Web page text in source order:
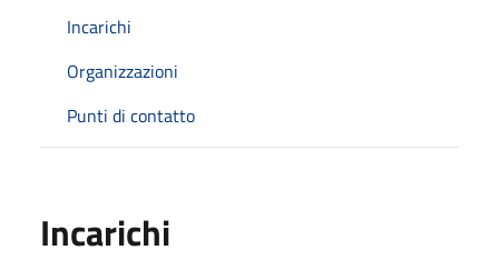
Incarichi
Organizzazioni
Punti di contatto
Incarichi